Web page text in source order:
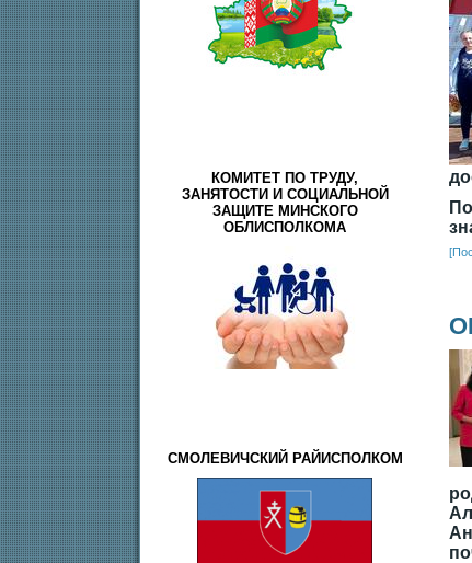
КОМИТЕТ ПО ТРУДУ,
ЗАНЯТОСТИ И СОЦИАЛЬНОЙ
ЗАЩИТЕ МИНСКОГО
ОБЛИСПОЛКОМА
СМОЛЕВИЧСКИЙ РАЙИСПОЛКОМ